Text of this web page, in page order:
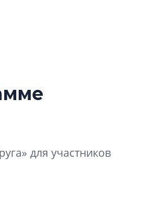
для участников
эпохи фальш-панелей